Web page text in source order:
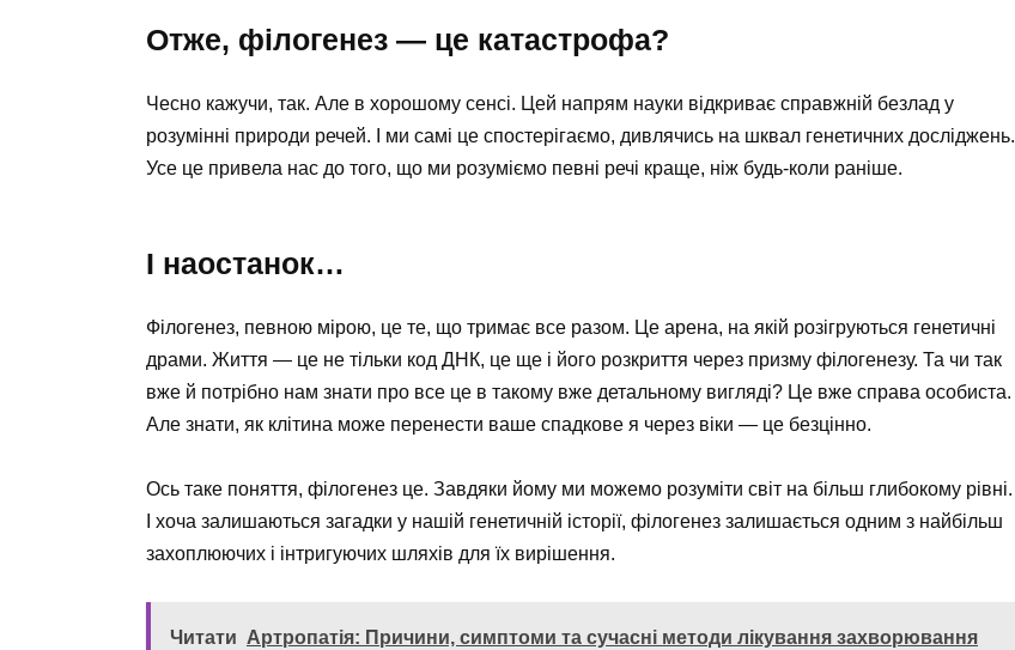
Отже, філогенез — це катастрофа?
Чесно кажучи, так. Але в хорошому сенсі. Цей напрям науки відкриває справжній безлад у
розумінні природи речей. І ми самі це спостерігаємо, дивлячись на шквал генетичних досліджень.
Усе це привела нас до того, що ми розуміємо певні речі краще, ніж будь-коли раніше.
І наостанок…
Філогенез, певною мірою, це те, що тримає все разом. Це арена, на якій розігруються генетичні
драми. Життя — це не тільки код ДНК, це ще і його розкриття через призму філогенезу. Та чи так
вже й потрібно нам знати про все це в такому вже детальному вигляді? Це вже справа особиста.
Але знати, як клітина може перенести ваше спадкове я через віки — це безцінно.
Ось таке поняття, філогенез це. Завдяки йому ми можемо розуміти світ на більш глибокому рівні.
І хоча залишаються загадки у нашій генетичній історії, філогенез залишається одним з найбільш
захоплюючих і інтригуючих шляхів для їх вирішення.
Читати Артропатія: Причини, симптоми та сучасні методи лікування захворювання